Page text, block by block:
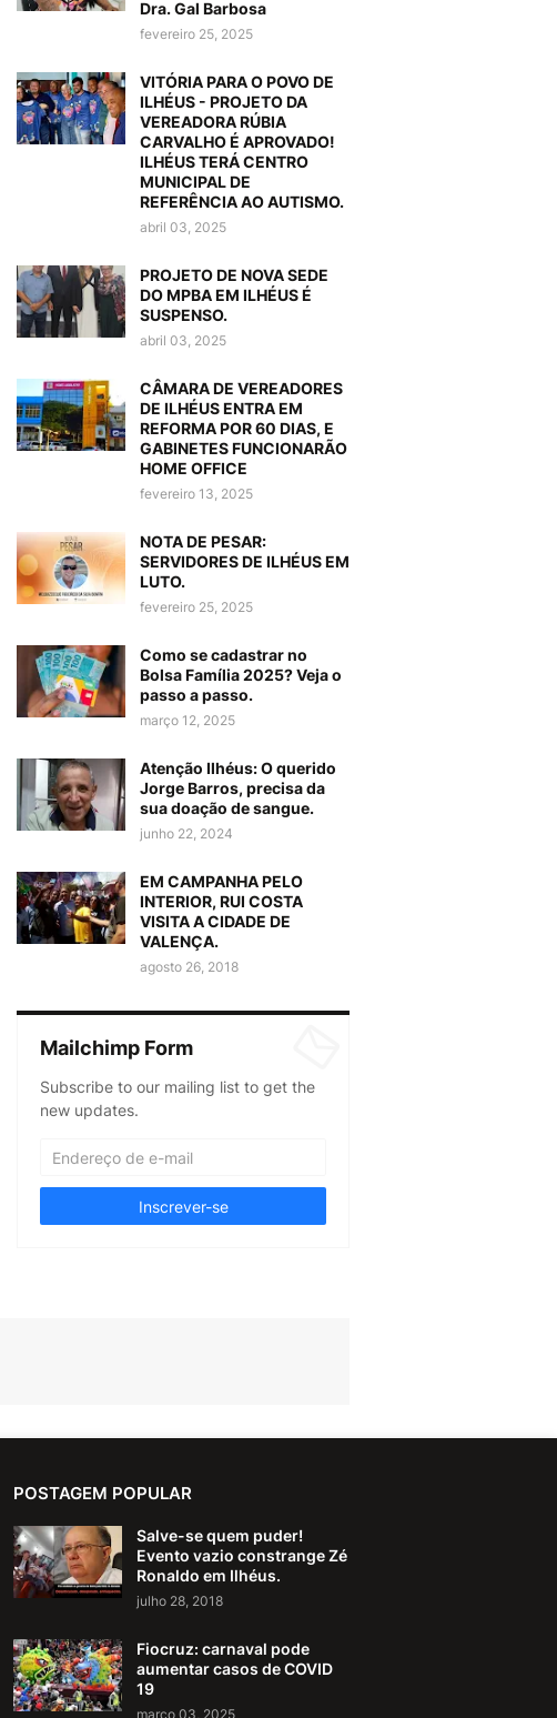
Dra. Gal Barbosa
fevereiro 25, 2025
VITÓRIA PARA O POVO DE
ILHÉUS - PROJETO DA
VEREADORA RÚBIA
CARVALHO É APROVADO!
ILHÉUS TERÁ CENTRO
MUNICIPAL DE
REFERÊNCIA AO AUTISMO.
abril 03, 2025
PROJETO DE NOVA SEDE
DO MPBA EM ILHÉUS É
SUSPENSO.
abril 03, 2025
CÂMARA DE VEREADORES
DE ILHÉUS ENTRA EM
REFORMA POR 60 DIAS, E
GABINETES FUNCIONARÃO
HOME OFFICE
fevereiro 13, 2025
NOTA DE PESAR:
SERVIDORES DE ILHÉUS EM
LUTO.
fevereiro 25, 2025
Como se cadastrar no
Bolsa Família 2025? Veja o
passo a passo.
março 12, 2025
Atenção Ilhéus: O querido
Jorge Barros, precisa da
sua doação de sangue.
junho 22, 2024
EM CAMPANHA PELO
INTERIOR, RUI COSTA
VISITA A CIDADE DE
VALENÇA.
agosto 26, 2018
Mailchimp Form
Subscribe to our mailing list to get the
new updates.
POSTAGEM POPULAR
Salve-se quem puder!
Evento vazio constrange Zé
Ronaldo em Ilhéus.
julho 28, 2018
Fiocruz: carnaval pode
aumentar casos de COVID
19
março 03, 2025